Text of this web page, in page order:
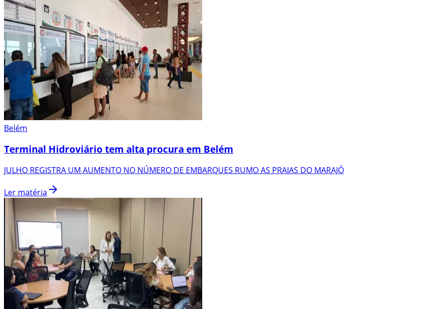
Belém
Terminal Hidroviário tem alta procura em Belém
JULHO REGISTRA UM AUMENTO NO NÚMERO DE EMBARQUES RUMO AS PRAIAS DO MARAJÓ
Ler matéria